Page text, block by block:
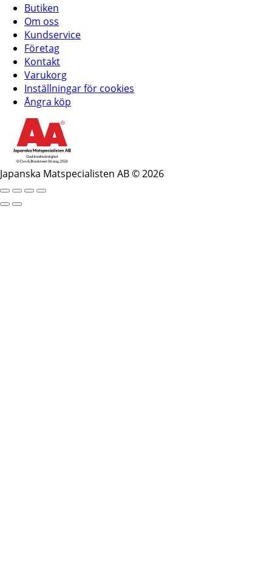
Butiken
Om oss
Kundservice
Företag
Kontakt
Varukorg
Inställningar för cookies
Ångra köp
Japanska Matspecialisten AB © 2026